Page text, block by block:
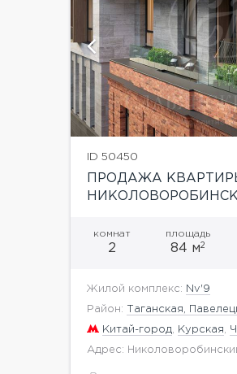
ID 50450
ПРОДАЖА
комнат
2
площадь
84 м2
Жилой комплекс: Nv'9
Район: Таганская,
Китай-город Курская
Адрес:
показать